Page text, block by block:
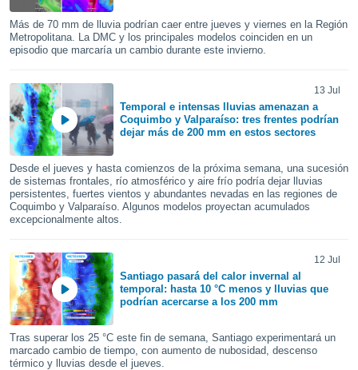
disponible
cookies
de
sitio
En
que
sean
Más de 70 mm de lluvia podrían caer entre jueves y viernes en la Región
Metropolitana. La DMC y los principales modelos coinciden en un
episodio que marcaría un cambio durante este invierno.
13 Jul
Temporal e intensas lluvias amenazan a
Coquimbo y Valparaíso: tres frentes podrían
dejar más de 200 mm en estos sectores
Desde el jueves y hasta comienzos de la próxima semana, una sucesión
de sistemas frontales, río atmosférico y aire frío podría dejar lluvias
persistentes, fuertes vientos y abundantes nevadas en las regiones de
Coquimbo y Valparaíso. Algunos modelos proyectan acumulados
excepcionalmente altos.
12 Jul
Santiago pasará del calor invernal al
temporal: hasta 10 °C menos y lluvias que
podrían acercarse a los 200 mm
Tras superar los 25 °C este fin de semana, Santiago experimentará un
marcado cambio de tiempo, con aumento de nubosidad, descenso
térmico y lluvias desde el jueves.